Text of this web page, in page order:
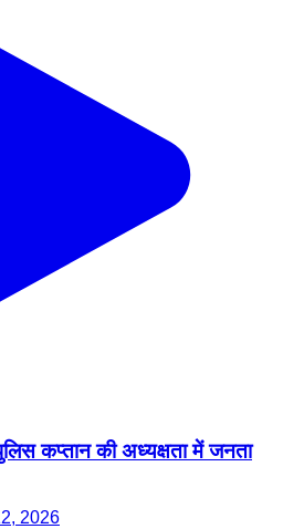
कप्तान की अध्यक्षता में जनता
2026